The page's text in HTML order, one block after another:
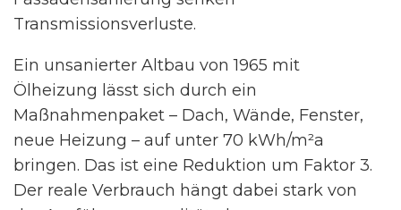
Transmissionsverluste.
Ein unsanierter Altbau von 1965 mit
Ölheizung lässt sich durch ein
Maßnahmenpaket – Dach, Wände, Fenster,
neue Heizung – auf unter 70 kWh/m²a
bringen. Das ist eine Reduktion um Faktor 3.
Der reale Verbrauch hängt dabei stark von